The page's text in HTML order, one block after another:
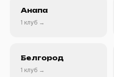
Анапа
1 клуб →
Белгород
1 клуб →